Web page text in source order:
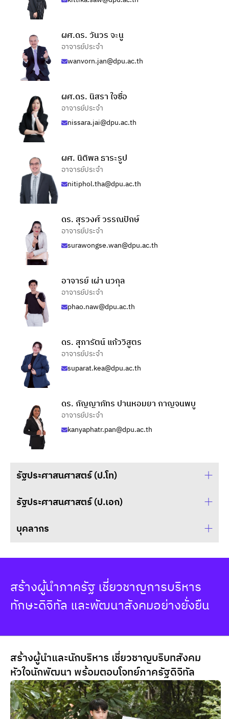
ผศ.ดร. วันวร จะนู
อาจารย์ประจำ
wanvorn.jan@dpu.ac.th
ผศ.ดร. นิสรา ใจซื่อ
อาจารย์ประจำ
nissara.jai@dpu.ac.th
ผศ. นิติพล ธาระรูป
อาจารย์ประจำ
nitiphol.tha@dpu.ac.th
ดร. สุรวงศ์ วรรณปักษ์
อาจารย์ประจำ
surawongse.wan@dpu.ac.th
อาจารย์ เผ่า นวกุล
อาจารย์ประจำ
phao.naw@dpu.ac.th
ดร. สุุภารัตน์ แก้ววิสูตร
อาจารย์ประจำ
suparat.kea@dpu.ac.th
ดร. กัญญาภัทร ปานหอมยา กาญจนพบู
อาจารย์ประจำ
kanyaphatr.pan@dpu.ac.th
รัฐประศาสนศาสตร์ (ป.โท)
รศ.ดร. วลัยพร รัตนเศรษฐ
ผู้อำนวยการหลักสูตรรัฐประศาสนศาสตรมหาบัณฑิต
(รป.ม.)
chanida.jit@dpu.ac.th
รัฐประศาสนศาสตร์ (ป.เอก)
walaiporn.rat@dpu.ac.th
รศ.ดร. ชนิดา จิตตรุทธะ
อาจารย์ประจำ
ดร. กัญญาภัทร ปานหอมยา กาญจนพบู
อาจารย์ประจำ
kanyaphatr.pan@dpu.ac.th
บุคลากร
นางสาว ณัฐยา สนิทด้วยพร
nattaya.san@dpu.ac.th
เลขานุการหลักสูตรรัฐประศาสนศาสตรมหาบัณฑิต
prasittichai.dac@dpu.ac.th
นาย ชัยรัตน์ ขุนบำรุง
เจ้าหน้าที่การตลาด
chairat.khu@dpu.ac.th
สร้างผู้นำภาครัฐ เชี่ยวชาญการบริหาร
ทักษะดิจิทัล และพัฒนาสังคมอย่างยั่งยืน
สร้างผู้นำและนักบริหาร เชี่ยวชาญบริบทสังคม
หัวใจนักพัฒนา พร้อมตอบโจทย์ภาครัฐดิจิทัล